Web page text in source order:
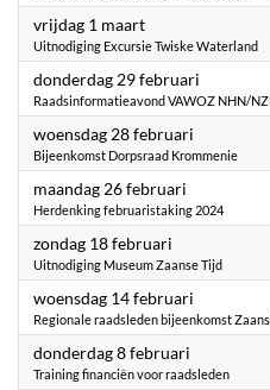
vrijdag 1 maart2024
Uitnodiging Excursie Twiske Waterland
donderdag 29 februari
Raadsinformatieavond VAWOZ NHN/
woensdag 28 februari
Bijeenkomst Dorpsraad Krommenie
maandag 26 februari
Herdenking februaristaking 2024
zondag 18 februari
Uitnodiging Museum Zaanse Tijd
woensdag 14 februari
Regionale raadsleden bijeenkomst
donderdag 8 februari
Training financiën voor raadsleden